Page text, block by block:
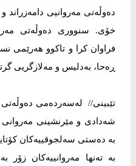
دەوڵەتی مەروانیی دامەزراند
خۆی. سنووری دەوڵەتی
فراوان کرا و تاکوو ھەرێمی
ڕەحا، بەدلیس و مەلازگریی
تێبینی// لەسەردەمی
شەدادی و مێرنشینی مەروانی
بە دەستی سەلجوقییەکان
بە تەنها مەروانییەکان زۆر